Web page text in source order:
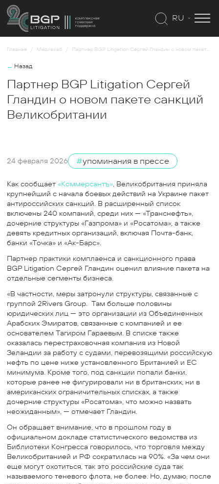
RU
Главная Медиахаб Партнер BGP Litigation Сергей Гландин о новом пакете санкций Великобритании
← Назад
Партнер BGP Litigation Сергей
Гландин о новом пакете санкций
Великобритании
24 февраля 2026 #упоминания в прессе
Как сообщает «Коммерсантъ», Великобритания приняла
крупнейший с начала боевых действий на Украине пакет
антироссийских санкций. В расширенный список
включены 240 компаний, среди них — «Транснефть»,
дочерние структуры «Газпрома» и «Росатома», а также
девять кредитных организаций, включая Почта-банк,
банки «Точка» и «Ак-Барс».
Партнер практики комплаенса и санкционного права
BGP Litigation Сергей Гландин оценил влияние пакета на
отдельные сегменты бизнеса.
«В частности, меры затронули структуры, связанные с
группой 2Rivers Group. Там больше половины
юридических лиц — это организации из Объединенных
Арабских Эмиратов, связанные с компанией и ее
основателем Тагиром Гараевым. В списке также
оказалась перестраховочная компания из Новой
Зеландии за работу с судами, перевозящими российскую
нефть по цене ниже установленного Британией и ЕС
минимума. Кроме того, под санкции попали банки,
которые ранее не фигурировали ни в британских, ни в
американских ограничительных списках, а также
дочерние структуры «Росатома», что можно назвать
неожиданным», — отмечает Гландин.
Он обращает внимание, что в прошлом году в
официальном докладе статистического ведомства из
Библиотеки Конгресса говорилось, что торговля между
Великобританией и РФ сократилась на 90%. «За чем они
еще могут охотиться, так это российские суда так
называемого теневого флота, не более. Но, думаю, после